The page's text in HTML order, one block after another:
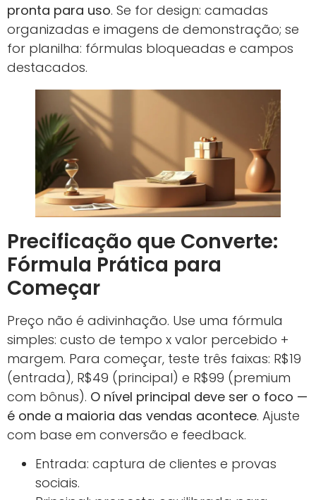
pronta para uso. Se for design: camadas
organizadas e imagens de demonstração; se
for planilha: fórmulas bloqueadas e campos
destacados.
Precificação que Converte:
Fórmula Prática para
Começar
Preço não é adivinhação. Use uma fórmula
simples: custo de tempo x valor percebido +
margem. Para começar, teste três faixas: R$19
(entrada), R$49 (principal) e R$99 (premium
com bônus). O nível principal deve ser o foco —
é onde a maioria das vendas acontece. Ajuste
com base em conversão e feedback.
Entrada: captura de clientes e provas
sociais.